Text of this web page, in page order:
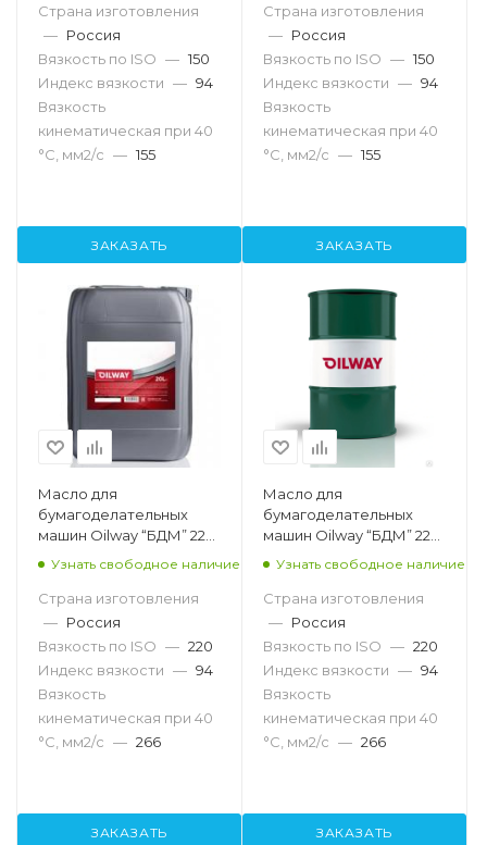
Страна изготовления
— Россия
Вязкость по ISO — 150
Индекс вязкости — 94
Вязкость
кинематическая при 40
°С, мм2/с — 155
ЗАКАЗАТЬ
Страна изготовления
— Россия
Вязкость по ISO — 150
Индекс вязкости — 94
Вязкость
кинематическая при 40
°С, мм2/с — 155
ЗАКАЗАТЬ
Масло для
бумагоделательных
машин Oilway “БДМ” 220,
Узнать свободное наличие
Страна изготовления
— Россия
Вязкость по ISO — 220
Индекс вязкости — 94
Вязкость
кинематическая при 40
°С, мм2/с — 266
ЗАКАЗАТЬ
Масло для
бумагоделательных
машин Oilway “БДМ” 220,
Узнать свободное наличие
Страна изготовления
— Россия
Вязкость по ISO — 220
Индекс вязкости — 94
Вязкость
кинематическая при 40
°С, мм2/с — 266
ЗАКАЗАТЬ